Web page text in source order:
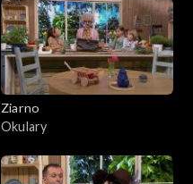
Ziarno
Okulary